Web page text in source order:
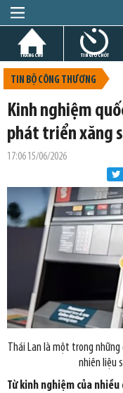
TRANG CHỦ TIN GIỜ CHÓT
TIN BỘ CÔNG THƯƠNG
Kinh nghiệm
phát triển xăng
17:06 15/06/2026
Thái Lan là một trong
nhiên liệu
Từ kinh nghiệm của